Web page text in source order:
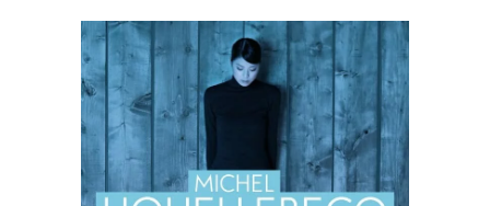
Prix littéraires